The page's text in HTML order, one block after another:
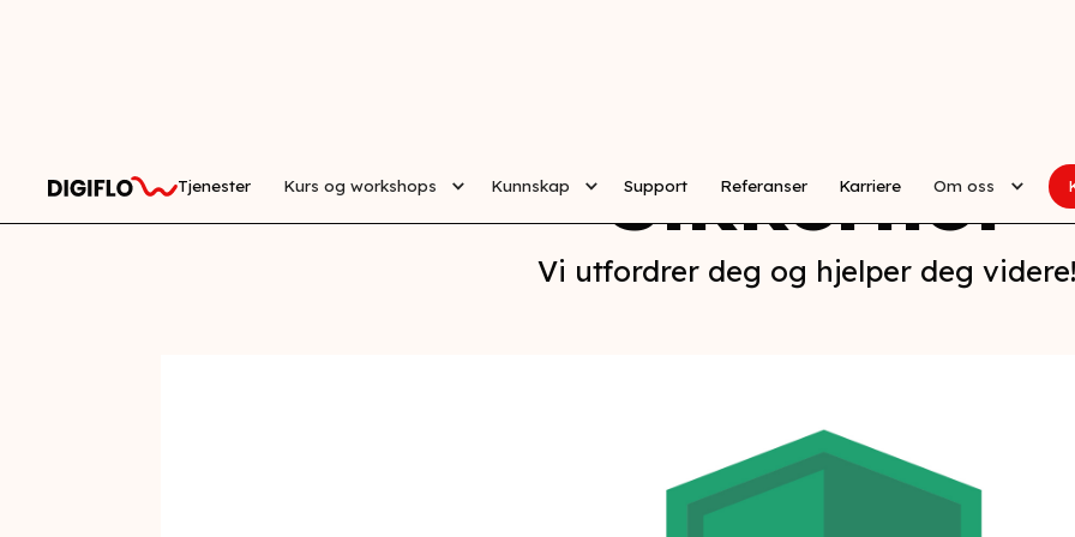
Tjenester Kurs og workshops Kunnskap Support Referanser Karriere Om oss
Sikkerhet
Vi utfordrer deg og hjelper deg videre!